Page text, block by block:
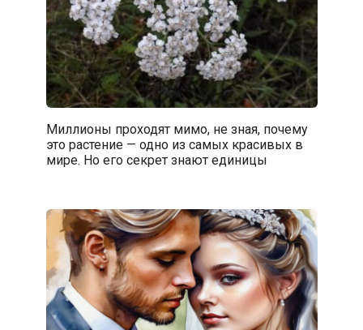
Миллионы проходят мимо, не зная, почему
это растение — одно из самых красивых в
мире. Но его секрет знают единицы